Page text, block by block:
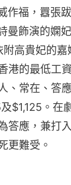
作福，囂張
曼飾演的嫻
附高貴妃的
港的最低工
、常在、答
$1,125。在
答應，兼打
更難受。